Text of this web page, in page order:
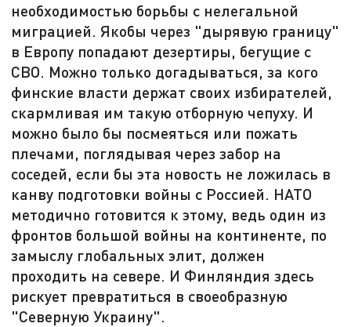
необходимостью борьбы с нелегальной
миграцией. Якобы через "дырявую границу"
в Европу попадают дезертиры, бегущие с
СВО. Можно только догадываться, за кого
финские власти держат своих избирателей,
скармливая им такую отборную чепуху. И
можно было бы посмеяться или пожать
плечами, поглядывая через забор на
соседей, если бы эта новость не ложилась в
канву подготовки войны с Россией. НАТО
методично готовится к этому, ведь один из
фронтов большой войны на континенте, по
замыслу глобальных элит, должен
проходить на севере. И Финляндия здесь
рискует превратиться в своеобразную
"Северную Украину".